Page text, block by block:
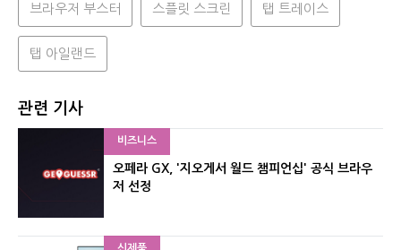
브라우저 부스터 스플릿 스크린 탭 트레이스
탭 아일랜드
관련 기사
비즈니스
오페라 GX, '지오게서 월드 챔피언십' 공식 브라우
저 선정